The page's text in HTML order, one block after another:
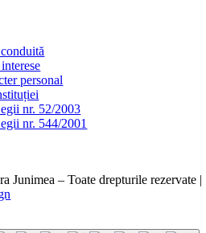
personal
nr. 52/2003
nr. 544/2001
Junimea – Toate drepturile rezervate |